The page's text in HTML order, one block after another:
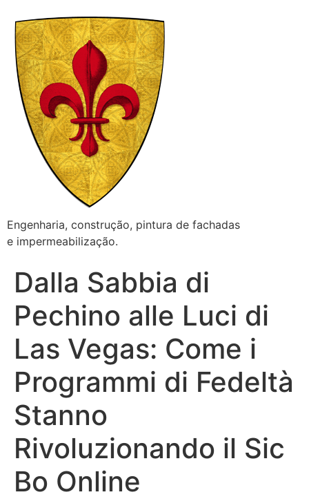
Engenharia, construção, pintura de fachadas
e impermeabilização.
Dalla Sabbia di
Pechino alle Luci di
Las Vegas: Come i
Programmi di Fedeltà
Stanno
Rivoluzionando il Sic
Bo Online